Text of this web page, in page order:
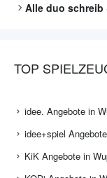
Alle duo schreib
TOP
idee. Angebote in
idee+spiel
KiK Angebote in